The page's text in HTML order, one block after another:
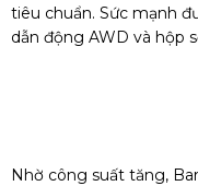
tiêu chuẩn. Sức mạnh
dẫn động AWD và hộp
Nhờ công suất tăng,